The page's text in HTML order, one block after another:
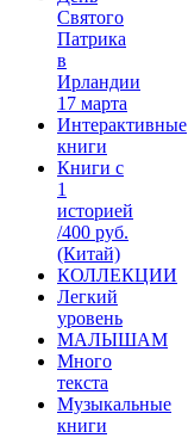
Святого
Патрика
в
Ирландии
17 марта
Интерактивные
книги
Книги с
1
историей
/400 руб.
(Китай)
КОЛЛЕКЦИИ
Легкий
уровень
МАЛЫШАМ
Много
текста
Музыкальные
книги